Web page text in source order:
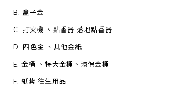
B. 盒子金
C. 打火機 、點香器 落地點香器
D. 四色金 、其他金紙
E. 金桶 、特大金桶、環保金桶
F. 紙紮 往生用品